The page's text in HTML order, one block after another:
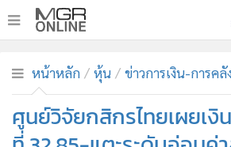
ทันเหตุการณ์
• ภาคใต้
• ภูมิภาค
หน้าหลัก หุ้น ข่าวการเงิน-การคลัง
ศูนย์วิจัยกสิกรไทยเผยเ